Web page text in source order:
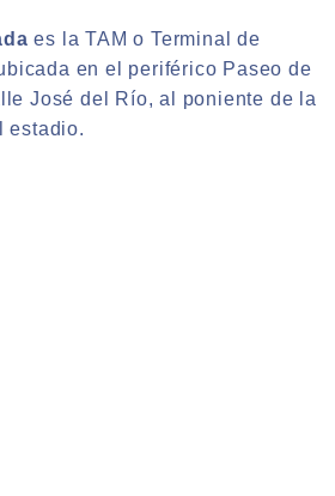
es la TAM o Terminal de
en el periférico Paseo de
José del Río, al poniente de la
estadio.